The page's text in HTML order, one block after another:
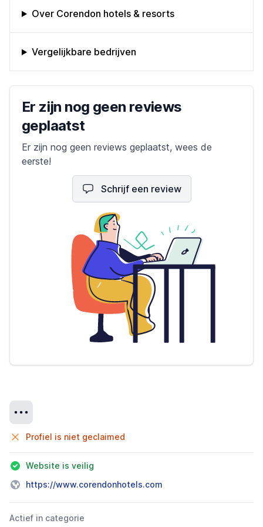
Over Corendon hotels & resorts
Vergelijkbare bedrijven
Bedrijfs reviews
Er zijn nog geen reviews
geplaatst
Er zijn nog geen reviews geplaatst, wees de
eerste!
Schrijf een review
Profiel is niet geclaimed
Website is veilig
https://www.corendonhotels.com
Actief in categorie